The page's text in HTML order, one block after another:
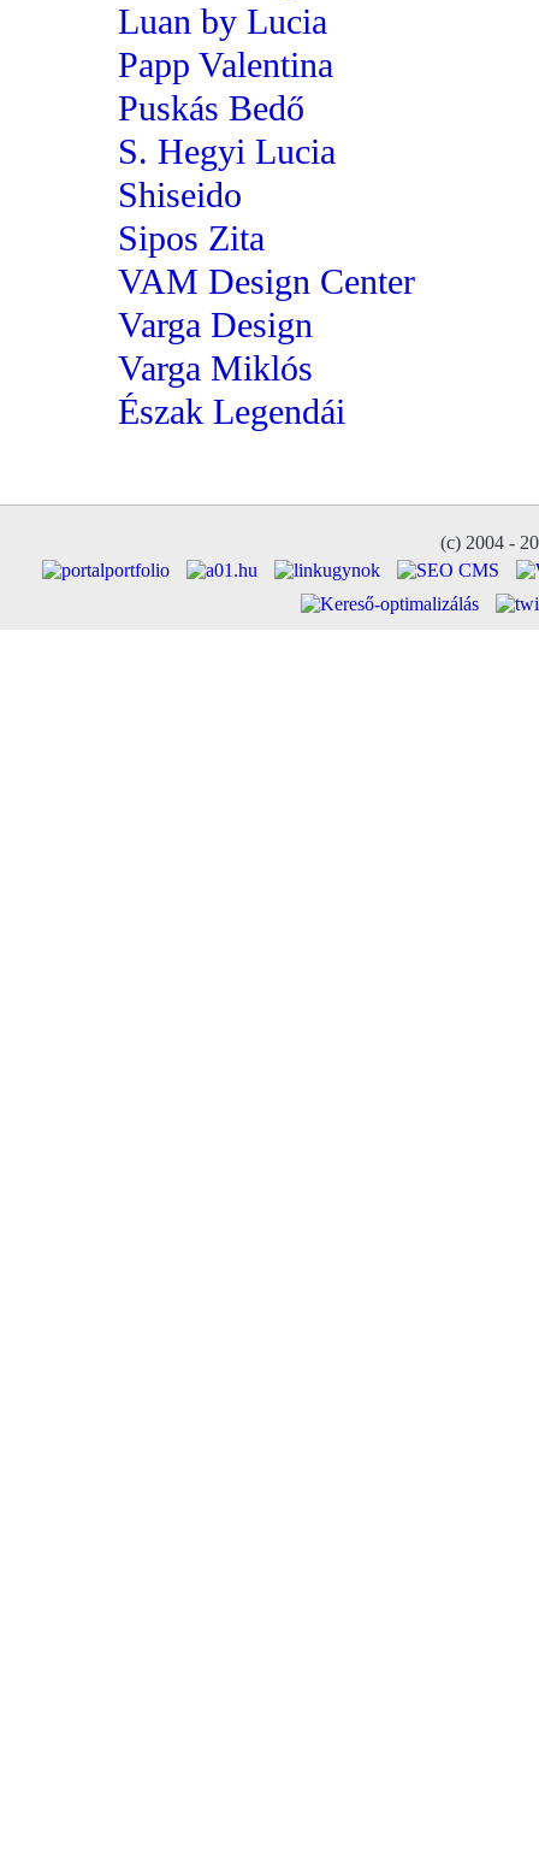
Luan by Lucia
Papp Valentina
Puskás Bedő
S. Hegyi Lucia
Shiseido
Sipos Zita
VAM Design Center
Varga Design
Varga Miklós
Észak Legendái
(c) 2004 -